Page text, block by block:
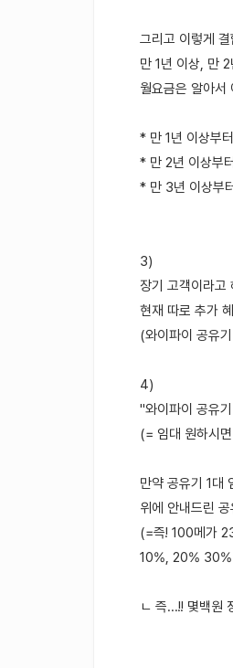
그리고 이렇게
만 1년 이상, 만
월요금은 알아
* 만 1년 이상부
* 만 2년 이상부
* 만 3년 이상부
3)
장기 고객이라
현재 따로 추가
(와이파이 공유
4)
"와이파이 공유
(= 임대 원하시
만약 공유기 1대
위에 안내드린
(=즉! 100메가
10%, 20% 30%
ㄴ 즉...!! 몇백원